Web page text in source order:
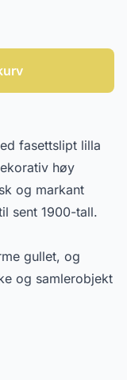
fasettslipt lilla
høy
og markant
sent 1900-tall.
gullet, og
og samlerobjekt